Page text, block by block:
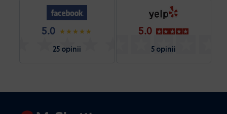
5.0
25 opinii
5.0
5 opinii